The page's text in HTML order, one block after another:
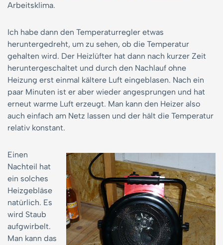
Arbeitsklima.
Ich habe dann den Temperaturregler etwas
heruntergedreht, um zu sehen, ob die Temperatur
gehalten wird. Der Heizlüfter hat dann nach kurzer Zeit
heruntergeschaltet und durch den Nachlauf ohne
Heizung erst einmal kältere Luft eingeblasen. Nach ein
paar Minuten ist er aber wieder angesprungen und hat
erneut warme Luft erzeugt. Man kann den Heizer also
auch einfach am Netz lassen und der hält die Temperatur
relativ konstant.
Einen
Nachteil hat
ein solches
Heizgebläse
natürlich. Es
wird Staub
aufgwirbelt.
Man kann das